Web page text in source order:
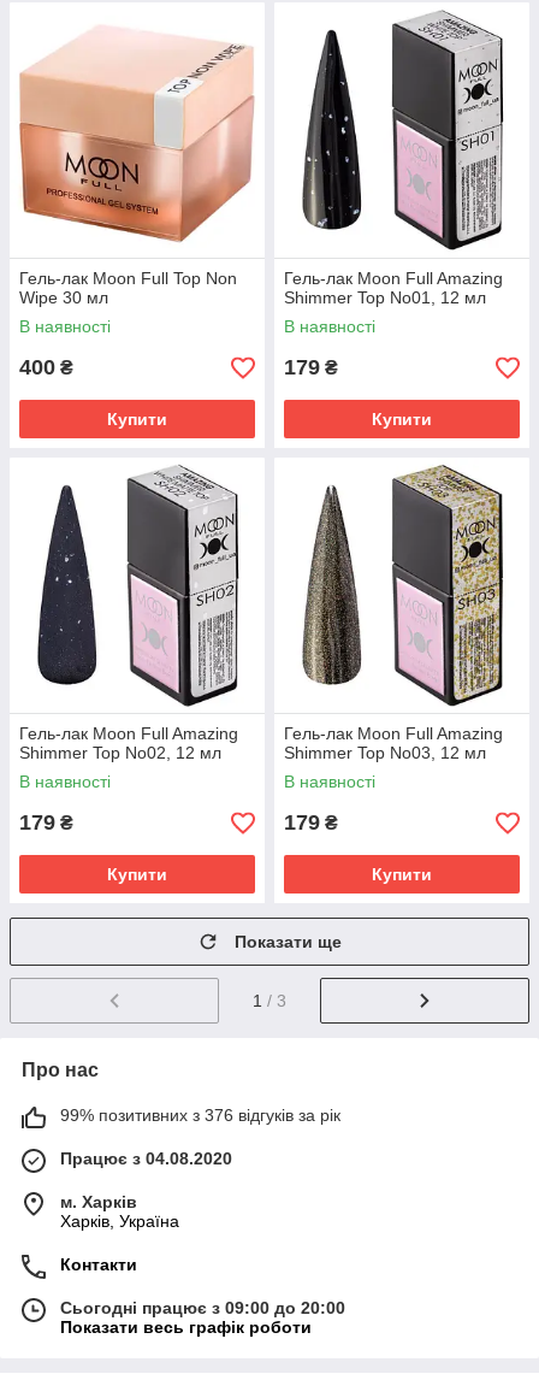
Гель-лак Moon Full Top Non
Wipe 30 мл
В наявності
400 ₴
Купити
Гель-лак Moon Full Amazing
Shimmer Top No01, 12 мл
В наявності
179 ₴
Купити
Гель-лак Moon Full Amazing
Shimmer Top No02, 12 мл
В наявності
179 ₴
Купити
Гель-лак Moon Full Amazing
Shimmer Top No03, 12 мл
В наявності
179 ₴
Купити
Показати ще
1 / 3
Про нас
99% позитивних з 376 відгуків за рік
Працює з 04.08.2020
м. Харків
Харків, Україна
Контакти
Сьогодні працює з 09:00 до 20:00
Показати весь графік роботи